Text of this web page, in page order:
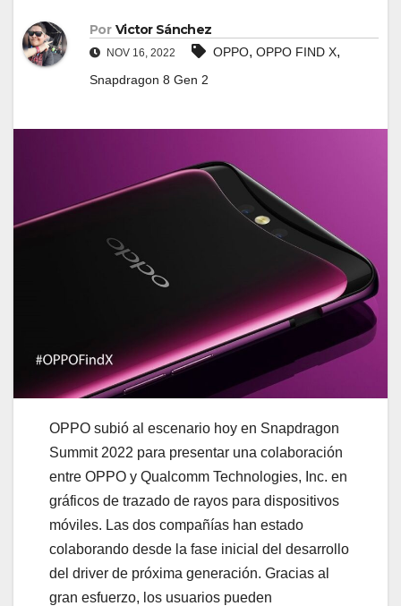
Por Victor Sánchez
NOV 16, 2022 OPPO, OPPO FIND X,
Snapdragon 8 Gen 2
OPPO subió al escenario hoy en Snapdragon
Summit 2022 para presentar una colaboración
entre OPPO y Qualcomm Technologies, Inc. en
gráficos de trazado de rayos para dispositivos
móviles. Las dos compañías han estado
colaborando desde la fase inicial del desarrollo
del driver de próxima generación. Gracias al
gran esfuerzo, los usuarios pueden